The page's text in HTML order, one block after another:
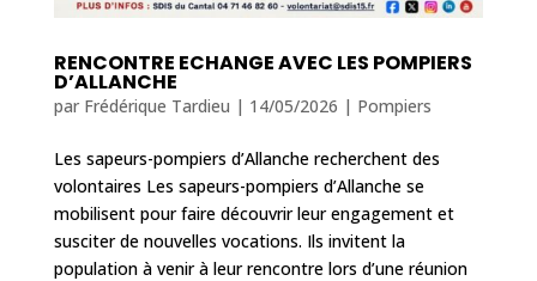
RENCONTRE ECHANGE AVEC LES POMPIERS
D’ALLANCHE
par Frédérique Tardieu | 14/05/2026 | Pompiers
Les sapeurs-pompiers d’Allanche recherchent des
volontaires Les sapeurs-pompiers d’Allanche se
mobilisent pour faire découvrir leur engagement et
susciter de nouvelles vocations. Ils invitent la
population à venir à leur rencontre lors d’une réunion